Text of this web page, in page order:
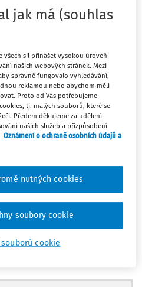
českého školství. Ovlivňuje
žáků a dalších žáků z
včetně dětí se sociálním
každodenní práci škol, jejich
pracovníků. Nový
přináší zřizovatelům i
postupů, inspirativních
jak nerovnosti snižovat
prostředí. Zaměřuje
poradenských služeb,
úspěšnost a podporovat
třídním kolektivem.
patří dlouhodobě k
školství. Projevuje se
žáků d
jak má (souhlas
všech sil přinášet vysokou úroveň
našich webových stránek. Mezi
správně fungovalo vyhledávání,
reklamou nebo abychom měli
Proto od Vás potřebujeme
tj. malých souborů, které se
Předem děkujeme za udělení
našich služeb a přizpůsobení
Oznámení o ochraně osobních údajů a
cookie
nutných cookies
soubory cookie